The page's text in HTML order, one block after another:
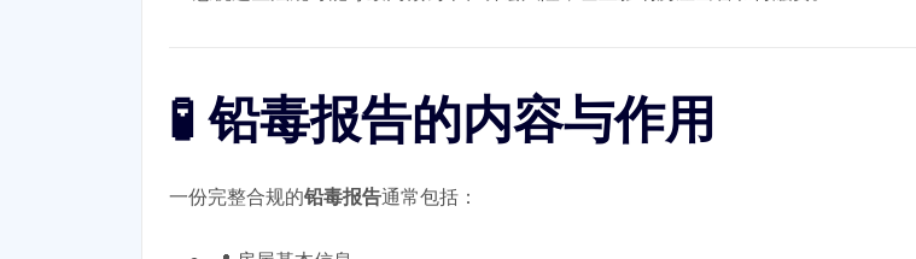
🧪 铅毒报告的内容与作用
一份完整合规的铅毒报告通常包括：